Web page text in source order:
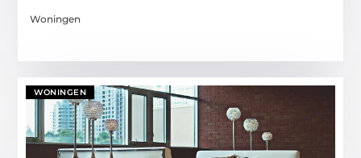
Woningen
WONINGEN